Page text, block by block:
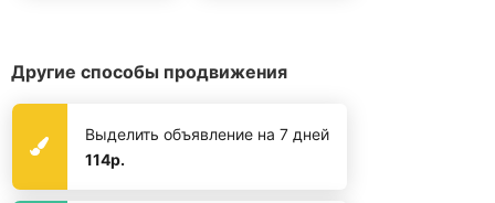
Другие способы продвижения
Выделить объявление на 7 дней
114р.